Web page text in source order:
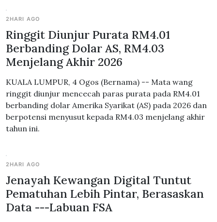
2HARI AGO
Ringgit Diunjur Purata RM4.01
Berbanding Dolar AS, RM4.03
Menjelang Akhir 2026
KUALA LUMPUR, 4 Ogos (Bernama) -- Mata wang
ringgit diunjur mencecah paras purata pada RM4.01
berbanding dolar Amerika Syarikat (AS) pada 2026 dan
berpotensi menyusut kepada RM4.03 menjelang akhir
tahun ini.
2HARI AGO
Jenayah Kewangan Digital Tuntut
Pematuhan Lebih Pintar, Berasaskan
Data ---Labuan FSA